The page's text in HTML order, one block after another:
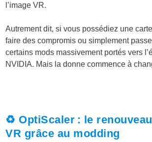
l’image VR.
Autrement dit, si vous possédiez une
faire des compromis ou simplement
certains mods massivement portés vers
NVIDIA. Mais la donne commence à
♻️ OptiScaler : le renouveau
VR grâce au modding